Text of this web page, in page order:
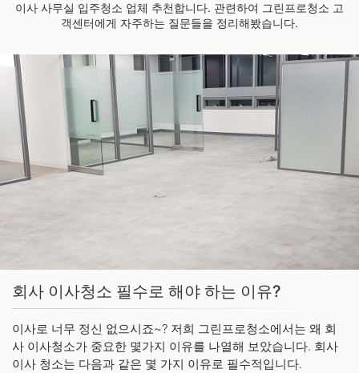
이사 사무실 입주청소 업체 추천합니다. 관련하여 그린프로청소 고
객센터에게 자주하는 질문들을 정리해봤습니다.
회사 이사청소 필수로 해야 하는 이유?
이사로 너무 정신 없으시죠~? 저희 그린프로청소에서는 왜 회
사 이사청소가 중요한 몇가지 이유를 나열해 보았습니다. 회사
이사 청소는 다음과 같은 몇 가지 이유로 필수적입니다.